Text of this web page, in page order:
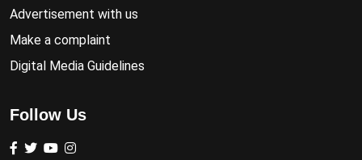
Advertisement with us
Make a complaint
Digital Media Guidelines
Follow Us